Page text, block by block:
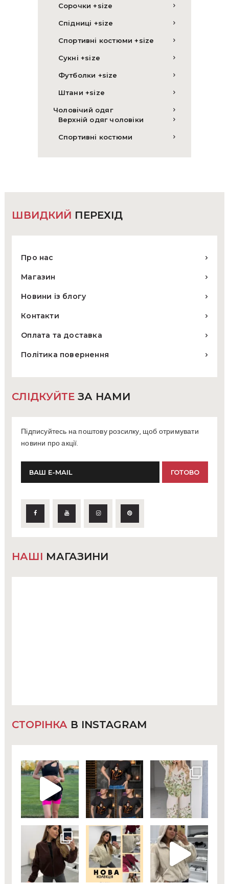
Сорочки +size
Спідниці +size
Спортивні костюми +size
Сукні +size
Футболки +size
Штани +size
Чоловічий одяг
Верхній одяг чоловіки
Спортивні костюми
ШВИДКИЙ ПЕРЕХІД
Про нас
Магазин
Новини із блогу
Контакти
Оплата та доставка
Політика повернення
СЛІДКУЙТЕ ЗА НАМИ
Підписуйтесь на поштову розсилку, щоб отримувати
новини про акції.
НАШІ МАГАЗИНИ
СТОРІНКА В INSTAGRAM